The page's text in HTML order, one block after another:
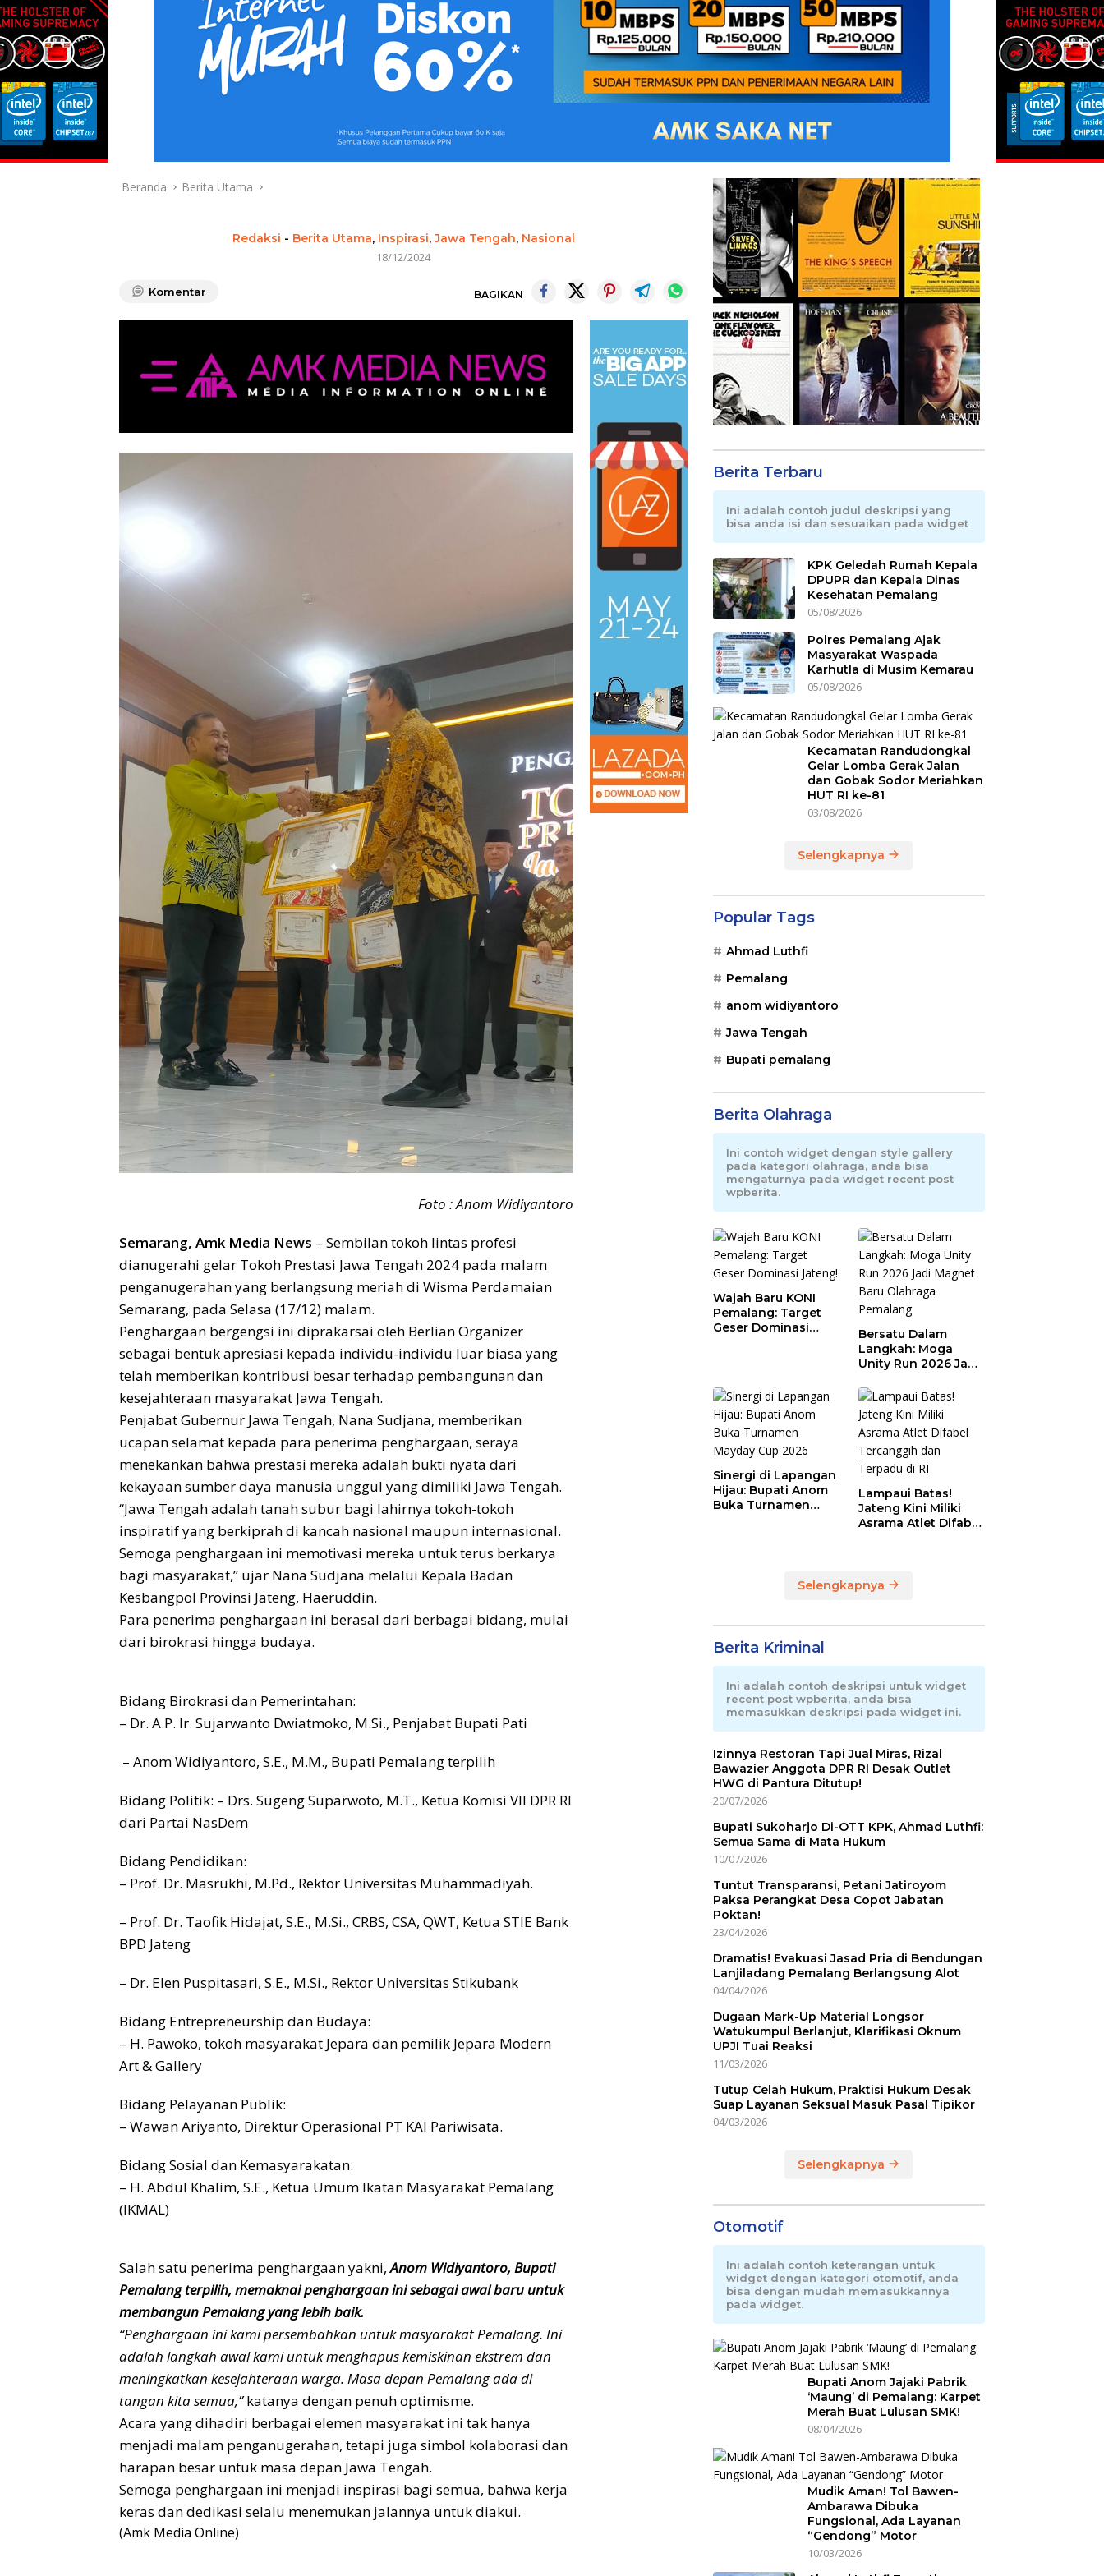
Beranda Berita Utama
Redaksi - Berita Utama, Inspirasi,Jawa Tengah, Nasional
18/12/2024
Komentar BAGIKAN
Foto : Anom Widiyantoro
Semarang, Amk Media News – Sembilan tokoh lintas profesi
dianugerahi gelar Tokoh Prestasi Jawa Tengah 2024 pada malam
penganugerahan yang berlangsung meriah di Wisma Perdamaian
Semarang, pada Selasa (17/12) malam.
Penghargaan bergengsi ini diprakarsai oleh Berlian Organizer
sebagai bentuk apresiasi kepada individu-individu luar biasa yang
telah memberikan kontribusi besar terhadap pembangunan dan
kesejahteraan masyarakat Jawa Tengah.
Penjabat Gubernur Jawa Tengah, Nana Sudjana, memberikan
ucapan selamat kepada para penerima penghargaan, seraya
menekankan bahwa prestasi mereka adalah bukti nyata dari
kekayaan sumber daya manusia unggul yang dimiliki Jawa Tengah.
“Jawa Tengah adalah tanah subur bagi lahirnya tokoh-tokoh
inspiratif yang berkiprah di kancah nasional maupun internasional.
Semoga penghargaan ini memotivasi mereka untuk terus berkarya
bagi masyarakat,” ujar Nana Sudjana melalui Kepala Badan
Kesbangpol Provinsi Jateng, Haeruddin.
Para penerima penghargaan ini berasal dari berbagai bidang, mulai
dari birokrasi hingga budaya.
Bidang Birokrasi dan Pemerintahan:
– Dr. A.P. Ir. Sujarwanto Dwiatmoko, M.Si., Penjabat Bupati Pati
– Anom Widiyantoro, S.E., M.M., Bupati Pemalang terpilih
Bidang Politik: – Drs. Sugeng Suparwoto, M.T., Ketua Komisi VII DPR RI
dari Partai NasDem
Bidang Pendidikan:
– Prof. Dr. Masrukhi, M.Pd., Rektor Universitas Muhammadiyah.
– Prof. Dr. Taofik Hidajat, S.E., M.Si., CRBS, CSA, QWT, Ketua STIE Bank
BPD Jateng
– Dr. Elen Puspitasari, S.E., M.Si., Rektor Universitas Stikubank
Bidang Entrepreneurship dan Budaya:
– H. Pawoko, tokoh masyarakat Jepara dan pemilik Jepara Modern
Art & Gallery
Bidang Pelayanan Publik:
– Wawan Ariyanto, Direktur Operasional PT KAI Pariwisata.
Bidang Sosial dan Kemasyarakatan:
– H. Abdul Khalim, S.E., Ketua Umum Ikatan Masyarakat Pemalang
(IKMAL)
Salah satu penerima penghargaan yakni,Anom Widiyantoro, Bupati
Pemalang terpilih, memaknai penghargaan ini sebagai awal baru untuk
membangun Pemalang yang lebih baik.
“Penghargaan ini kami persembahkan untuk masyarakat Pemalang. Ini
adalah langkah awal kami untuk menghapus kemiskinan ekstrem dan
meningkatkan kesejahteraan warga. Masa depan Pemalang ada di
tangan kita semua,”katanya dengan penuh optimisme.
Acara yang dihadiri berbagai elemen masyarakat ini tak hanya
menjadi malam penganugerahan, tetapi juga simbol kolaborasi dan
harapan besar untuk masa depan Jawa Tengah.
Semoga penghargaan ini menjadi inspirasi bagi semua, bahwa kerja
keras dan dedikasi selalu menemukan jalannya untuk diakui.
(Amk Media Online)
Berita Terbaru
Ini adalah contoh judul deskripsi yang
bisa anda isi dan sesuaikan pada widget
KPK Geledah Rumah Kepala
DPUPR dan Kepala Dinas
Kesehatan Pemalang
05/08/2026
Polres Pemalang Ajak
Masyarakat Waspada
Karhutla di Musim Kemarau
05/08/2026
Kecamatan Randudongkal
Gelar Lomba Gerak Jalan
dan Gobak Sodor Meriahkan
HUT RI ke-81
03/08/2026
Selengkapnya
Popular Tags
Ahmad Luthfi
Pemalang
anom widiyantoro
Jawa Tengah
Bupati pemalang
Berita Olahraga
Ini contoh widget dengan style gallery
pada kategori olahraga, anda bisa
mengaturnya pada widget recent post
wpberita.
Wajah Baru KONI
Pemalang: Target
Geser Dominasi
Bersatu Dalam
Langkah: Moga
Unity Run 2026 Jadi
Olahraga Pemalang
Sinergi di Lapangan
Hijau: Bupati Anom
Buka Turnamen
Lampaui Batas!
Jateng Kini Miliki
Asrama Atlet Difabel
Selengkapnya
Berita Kriminal
Ini adalah contoh deskripsi untuk widget
recent post wpberita, anda bisa
memasukkan deskripsi pada widget ini.
Izinnya Restoran Tapi Jual Miras, Rizal
Bawazier Anggota DPR RI Desak Outlet
HWG di Pantura Ditutup!
20/07/2026
Bupati Sukoharjo Di-OTT KPK, Ahmad Luthfi:
Semua Sama di Mata Hukum
10/07/2026
Tuntut Transparansi, Petani Jatiroyom
Paksa Perangkat Desa Copot Jabatan
Poktan!
23/04/2026
Dramatis! Evakuasi Jasad Pria di Bendungan
Lanjiladang Pemalang Berlangsung Alot
04/04/2026
Dugaan Mark-Up Material Longsor
Watukumpul Berlanjut, Klarifikasi Oknum
UPJI Tuai Reaksi
11/03/2026
Tutup Celah Hukum, Praktisi Hukum Desak
Suap Layanan Seksual Masuk Pasal Tipikor
04/03/2026
Selengkapnya
Otomotif
Ini adalah contoh keterangan untuk
widget dengan kategori otomotif, anda
bisa dengan mudah memasukkannya
pada widget.
Bupati Anom Jajaki Pabrik
‘Maung’ di Pemalang: Karpet
Merah Buat Lulusan SMK!
08/04/2026
Mudik Aman! Tol Bawen-
Ambarawa Dibuka
Fungsional, Ada Layanan
“Gendong” Motor
10/03/2026